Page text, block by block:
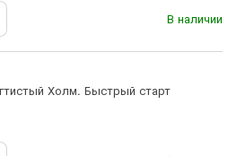
В наличии
Холм. Быстрый старт